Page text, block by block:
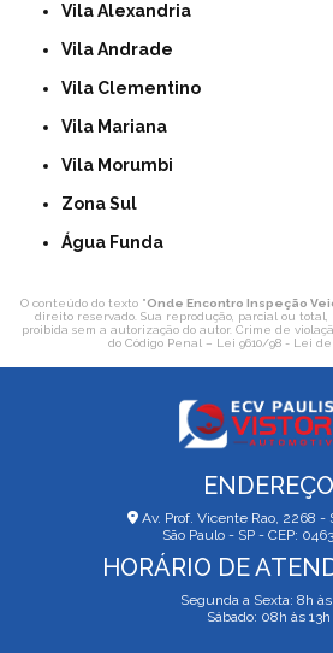
Vila Alexandria
Vila Andrade
Vila Clementino
Vila Mariana
Vila Morumbi
Zona Sul
Água Funda
O conteúdo do texto "Onde Encontro Inspeção
direito reservado. Sua reprodução, parcial ou total,
proibida sem a autorização do autor. Crime de
do Código Penal – Lei 9610/98 - Lei
ENDEREÇO
Av. Prof. Vicente Rao, 2268 -
São Paulo - SP - CEP:
HORÁRIO DE
Segunda a Sexta: 8h às
Sábado: 08h às 13h